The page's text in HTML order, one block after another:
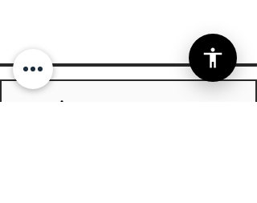
גם אני רוצה עדכונים אחת לרבעון